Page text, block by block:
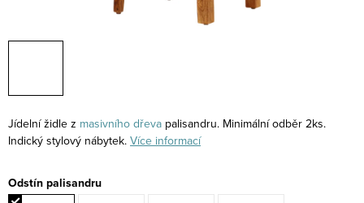
Jídelní židle z masivního dřeva palisandru. Minimální odběr 2ks.
Indický stylový nábytek. Více informací
Odstín palisandru